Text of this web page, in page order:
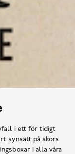
i ett för tidigt
synsätt på skors
i alla våra